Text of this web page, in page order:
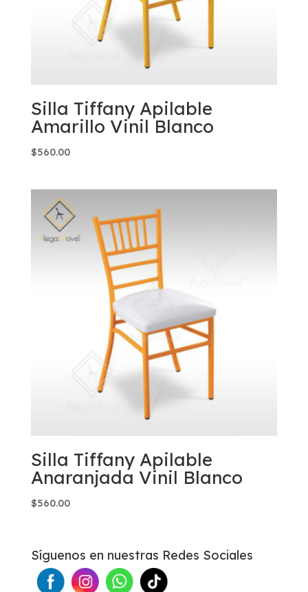
Silla Tiffany Apilable
Amarillo Vinil Blanco
$560.00
Silla Tiffany Apilable
Anaranjada Vinil Blanco
$560.00
Síguenos en nuestras Redes Sociales